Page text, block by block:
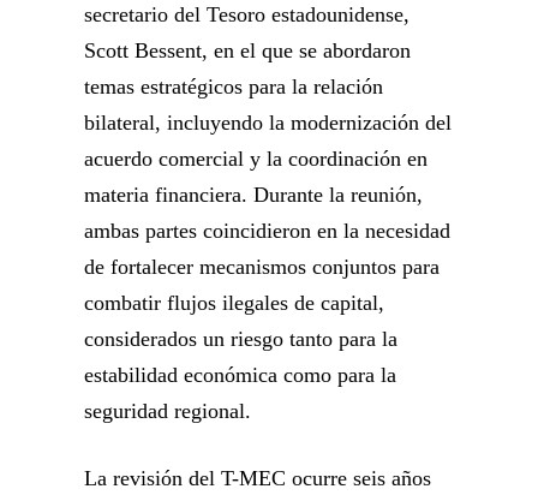
secretario del Tesoro estadounidense,
Scott Bessent, en el que se abordaron
temas estratégicos para la relación
bilateral, incluyendo la modernización del
acuerdo comercial y la coordinación en
materia financiera. Durante la reunión,
ambas partes coincidieron en la necesidad
de fortalecer mecanismos conjuntos para
combatir flujos ilegales de capital,
considerados un riesgo tanto para la
estabilidad económica como para la
seguridad regional.
La revisión del T-MEC ocurre seis años